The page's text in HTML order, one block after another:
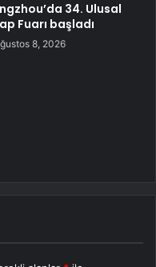
34. Ulusal
Fuarı başladı
8, 2026